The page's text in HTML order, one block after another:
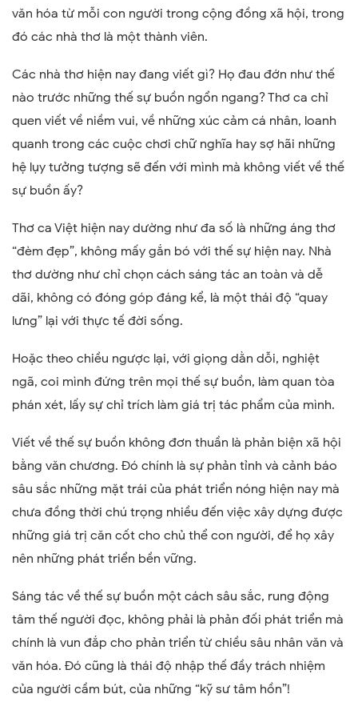
văn hóa từ mỗi con người trong cộng đồng xã hội, trong
đó các nhà thơ là một thành viên.
Các nhà thơ hiện nay đang viết gì? Họ đau đớn như thế
nào trước những thế sự buồn ngổn ngang? Thơ ca chỉ
quen viết về niềm vui, về những xúc cảm cá nhân, loanh
quanh trong các cuộc chơi chữ nghĩa hay sợ hãi những
hệ lụy tưởng tượng sẽ đến với mình mà không viết về thế
sự buồn ấy?
Thơ ca Việt hiện nay dường như đa số là những áng thơ
“đèm đẹp”, không mấy gắn bó với thế sự hiện nay. Nhà
thơ dường như chỉ chọn cách sáng tác an toàn và dễ
dãi, không có đóng góp đáng kể, là một thái độ “quay
lưng” lại với thực tế đời sống.
Hoặc theo chiều ngược lại, với giọng dằn dỗi, nghiệt
ngã, coi mình đứng trên mọi thế sự buồn, làm quan tòa
phán xét, lấy sự chỉ trích làm giá trị tác phẩm của mình.
Viết về thế sự buồn không đơn thuần là phản biện xã hội
bằng văn chương. Đó chính là sự phản tỉnh và cảnh báo
sâu sắc những mặt trái của phát triển nóng hiện nay mà
chưa đồng thời chú trọng nhiều đến việc xây dựng được
những giá trị căn cốt cho chủ thể con người, để họ xây
nên những phát triển bền vững.
Sáng tác về thế sự buồn một cách sâu sắc, rung động
tâm thế người đọc, không phải là phản đối phát triển mà
chính là vun đắp cho phản triển từ chiều sâu nhân văn và
văn hóa. Đó cũng là thái độ nhập thế đầy trách nhiệm
của người cầm bút, của những “kỹ sư tâm hồn”!